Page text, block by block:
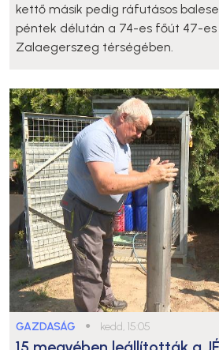
kettő másik pedig ráfutásos
péntek délután a 74-es főút 47-es
Zalaegerszeg térségében.
GAZDASÁG ● kedd, 15:05